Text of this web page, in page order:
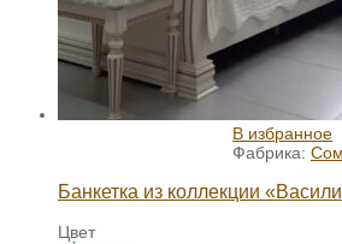
В избранное
Фабрика:
Банкетка из коллекции
Цвет